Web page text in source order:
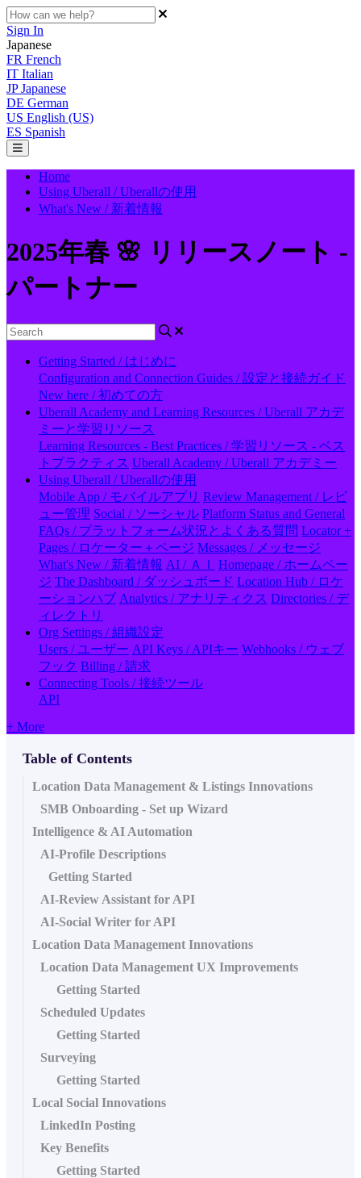
Sign In
Japanese
FR French
IT Italian
JP Japanese
DE German
US English (US)
ES Spanish
Home
Using Uberall / Uberallの使用
What's New / 新着情報
2025年春 🌸 リリースノート -
パートナー
Getting Started / はじめに
Configuration and Connection Guides / 設定と接続ガイド
New here / 初めての方
Uberall Academy and Learning Resources / Uberall アカデ
ミーと学習リソース
Learning Resources - Best Practices / 学習リソース - ベス
トプラクティス Uberall Academy / Uberall アカデミー
Using Uberall / Uberallの使用
Mobile App / モバイルアプリ Review Management / レビ
ュー管理 Social / ソーシャル Platform Status and General
FAQs / プラットフォーム状況とよくある質問 Locator +
Pages / ロケーター＋ページ Messages / メッセージ
What's New / 新着情報 AI / ＡＩ
Homepage / ホームペー
ジ The Dashboard / ダッシュボード Location Hub / ロケ
ーションハブ Analytics / アナリティクス Directories / デ
ィレクトリ
Org Settings / 組織設定
Users / ユーザー API Keys / APIキー Webhooks / ウェブ
フック Billing / 請求
Connecting Tools / 接続ツール
API
+ More
Table of Contents
Location Data Management & Listings Innovations
SMB Onboarding - Set up Wizard
Intelligence & AI Automation
AI-Profile Descriptions
Getting Started
AI-Review Assistant for API
AI-Social Writer for API
Location Data Management Innovations
Location Data Management UX Improvements
Getting Started
Scheduled Updates
Getting Started
Surveying
Getting Started
Local Social Innovations
LinkedIn Posting
Key Benefits
Getting Started